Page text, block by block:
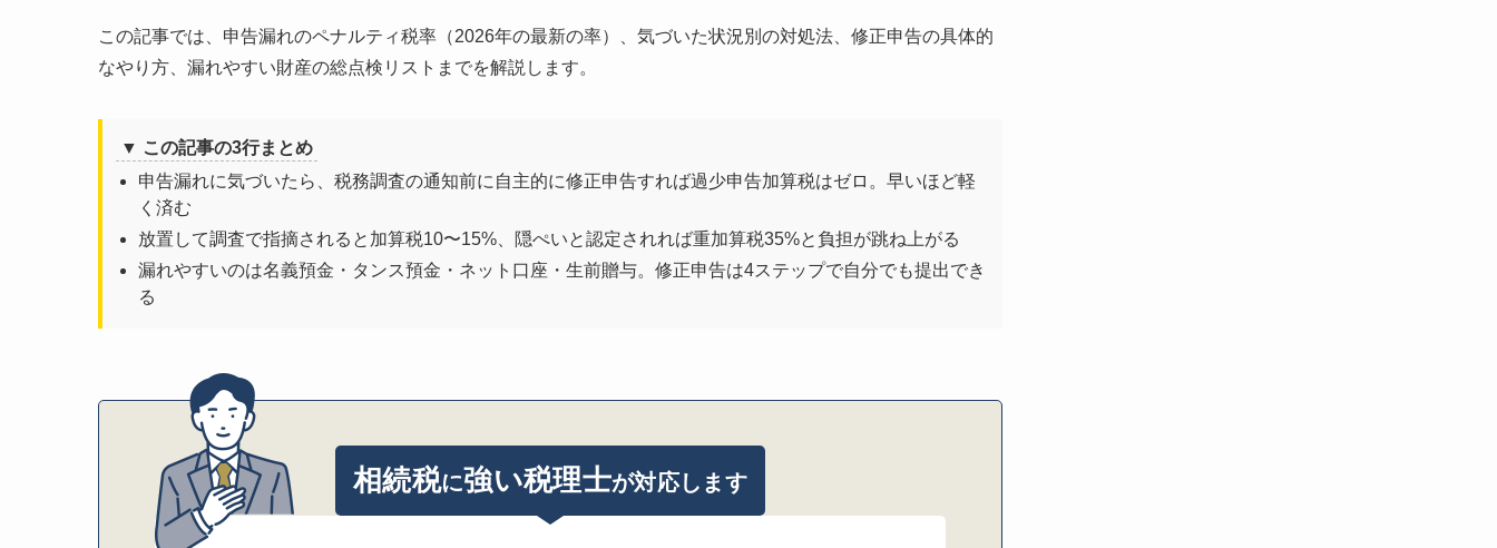
この記事では、申告漏れのペナルティ税率（2026年の最新の率）、気づいた状況別の対処法、修正申告の具体的
なやり方、漏れやすい財産の総点検リストまでを解説します。
▼ この記事の3行まとめ
申告漏れに気づいたら、税務調査の通知前に自主的に修正申告すれば過少申告加算税はゼロ。早いほど軽
く済む
放置して調査で指摘されると加算税10〜15%、隠ぺいと認定されれば重加算税35%と負担が跳ね上がる
漏れやすいのは名義預金・タンス預金・ネット口座・生前贈与。修正申告は4ステップで自分でも提出でき
る
相続税に強い税理士が対応します
一括相談・見積りが必要な理由｜判定と段取りで結果が変わる
一括相談・見積りのメリット｜実務力を3つのポイントで比較できる
一括相談・見積りの手順｜STEP1～STEP4
相談準備のチェックリスト｜スムーズに進めるために
相続税の申告漏れに関するよくある質問（FAQ）
まとめ｜申告漏れは「通知前の自主対応」が最善手